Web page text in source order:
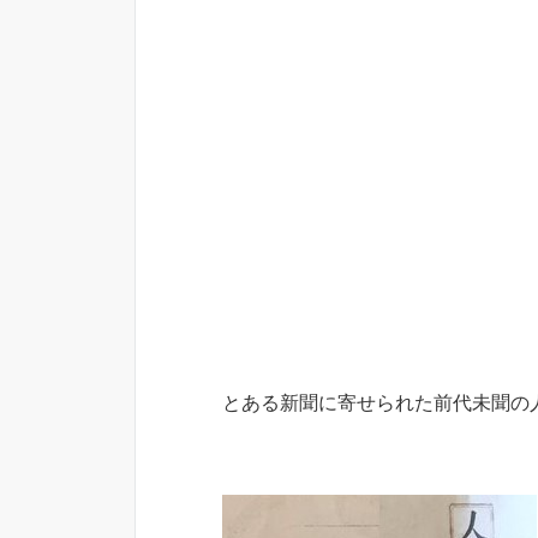
とある新聞に寄せられた前代未聞の